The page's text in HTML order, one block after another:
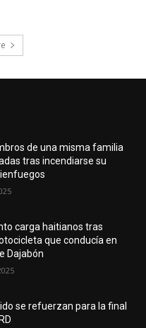
de una misma familia
tras incendiarse su
carga haitianos tras
que conducía en
Dajabón
se refuerzan para la final